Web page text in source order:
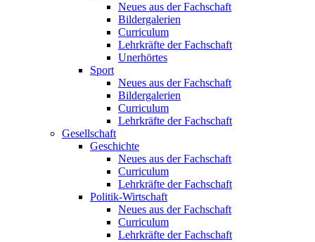
Neues aus der Fachschaft
Bildergalerien
Curriculum
Lehrkräfte der Fachschaft
Unerhörtes
Sport
Neues aus der Fachschaft
Bildergalerien
Curriculum
Lehrkräfte der Fachschaft
Gesellschaft
Geschichte
Neues aus der Fachschaft
Curriculum
Lehrkräfte der Fachschaft
Politik-Wirtschaft
Neues aus der Fachschaft
Curriculum
Lehrkräfte der Fachschaft